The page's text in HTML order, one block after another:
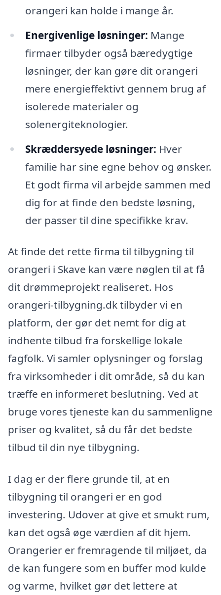
orangeri kan holde i mange år.
Energivenlige løsninger: Mange
firmaer tilbyder også bæredygtige
løsninger, der kan gøre dit orangeri
mere energieffektivt gennem brug af
isolerede materialer og
solenergiteknologier.
Skræddersyede løsninger: Hver
familie har sine egne behov og ønsker.
Et godt firma vil arbejde sammen med
dig for at finde den bedste løsning,
der passer til dine specifikke krav.
At finde det rette firma til tilbygning til
orangeri i Skave kan være nøglen til at få
dit drømmeprojekt realiseret. Hos
orangeri-tilbygning.dk tilbyder vi en
platform, der gør det nemt for dig at
indhente tilbud fra forskellige lokale
fagfolk. Vi samler oplysninger og forslag
fra virksomheder i dit område, så du kan
træffe en informeret beslutning. Ved at
bruge vores tjeneste kan du sammenligne
priser og kvalitet, så du får det bedste
tilbud til din nye tilbygning.
I dag er der flere grunde til, at en
tilbygning til orangeri er en god
investering. Udover at give et smukt rum,
kan det også øge værdien af dit hjem.
Orangerier er fremragende til miljøet, da
de kan fungere som en buffer mod kulde
og varme, hvilket gør det lettere at